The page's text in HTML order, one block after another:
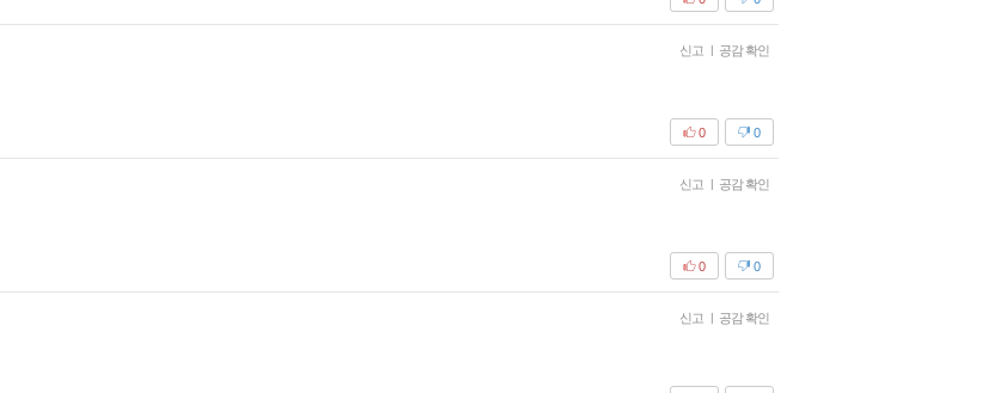
신고 | 공감 확인
0
0
신고 | 공감 확인
0
0
신고 | 공감 확인